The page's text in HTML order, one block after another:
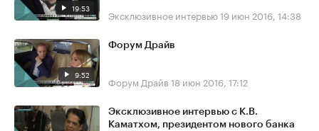
19:53 Эксклюзивное интервью19 июн 2016, 14:38
9:52
Форум Драйв
Форум Драйв 18 июн 2016, 17:12
Эксклюзивное интервью с К.В.
Каматхом, президентом нового банка